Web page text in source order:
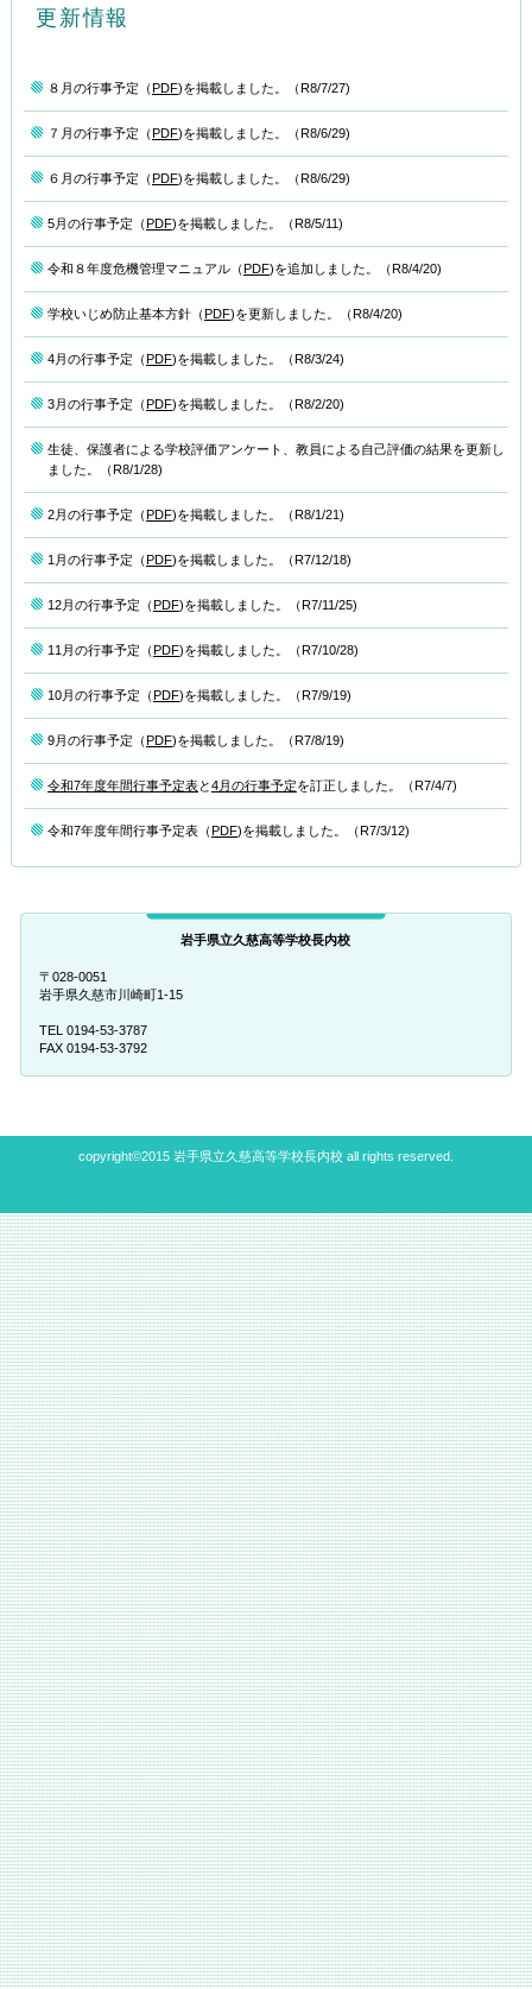
更新情報
８月の行事予定（ PDF)を掲載しました。（R8/7/27)
７月の行事予定（ PDF)を掲載しました。（R8/6/29)
６月の行事予定（ PDF)を掲載しました。（R8/6/29)
5月の行事予定（ PDF)を掲載しました。（R8/5/11)
令和８年度危機管理マニュアル（ PDF)を追加しました。（R8/4/20)
学校いじめ防止基本方針（ PDF)を更新しました。（R8/4/20)
4月の行事予定（ PDF)を掲載しました。（R8/3/24)
3月の行事予定（ PDF)を掲載しました。（R8/2/20)
生徒、保護者による学校評価アンケート、教員による自己評価の結果を更新し
ました。（R8/1/28)
2月の行事予定（ PDF)を掲載しました。（R8/1/21)
1月の行事予定（ PDF)を掲載しました。（R7/12/18)
12月の行事予定（ PDF)を掲載しました。（R7/11/25)
11月の行事予定（ PDF)を掲載しました。（R7/10/28)
10月の行事予定（ PDF)を掲載しました。（R7/9/19)
9月の行事予定（ PDF)を掲載しました。（R7/8/19)
令和7年度年間行事予定表と4月の行事予定を訂正しました。（R7/4/7)
令和7年度年間行事予定表（ PDF)を掲載しました。（R7/3/12)
岩手県立久慈高等学校長内校
〒028-0051
岩手県久慈市川崎町1-15
TEL 0194-53-3787
FAX 0194-53-3792
copyright©2015 岩手県立久慈高等学校長内校 all rights reserved.